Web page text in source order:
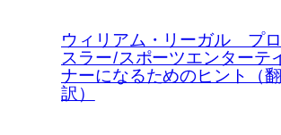
ウィリアム・リーガル プ
スラー/スポーツエンターテ
ナーになるためのヒント（翻
訳）